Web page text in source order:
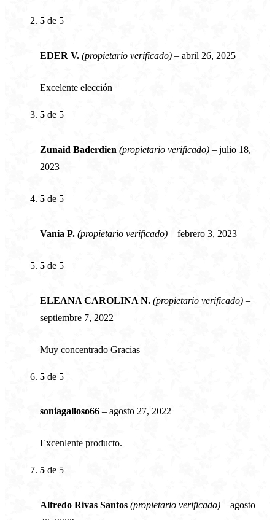
5 de 5
EDER V. (propietario verificado) – abril 26, 2025
Excelente elección
5 de 5
Zunaid Baderdien (propietario verificado) – julio 18,
2023
5 de 5
Vania P. (propietario verificado) – febrero 3, 2023
5 de 5
ELEANA CAROLINA N. (propietario verificado) –
septiembre 7, 2022
Muy concentrado Gracias
5 de 5
soniagalloso66 – agosto 27, 2022
Excenlente producto.
5 de 5
Alfredo Rivas Santos (propietario verificado) – agosto